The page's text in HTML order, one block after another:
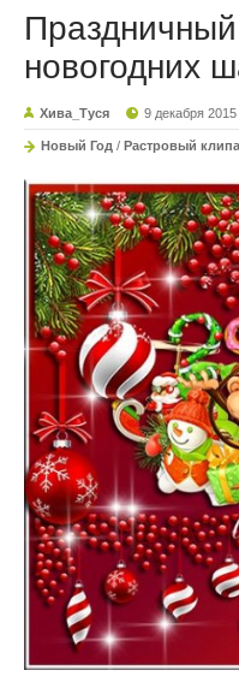
новогодних
Хива_Туся 9 декабря 2015
Новый Год / Растровый